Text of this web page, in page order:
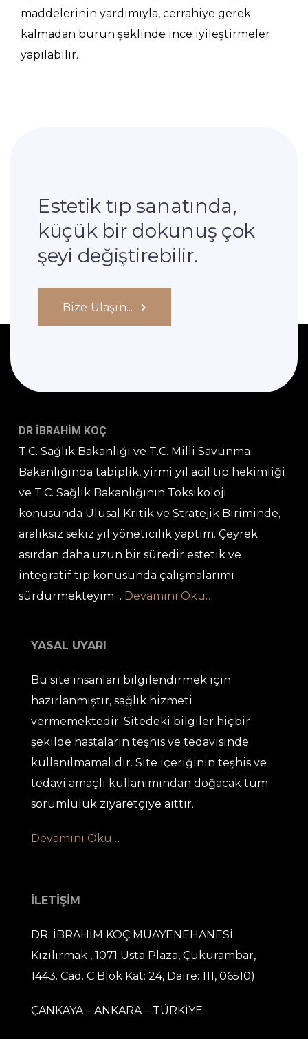
maddelerinin yardımıyla, cerrahiye gerek
kalmadan burun şeklinde ince iyileştirmeler
yapılabilir.
Estetik tıp sanatında,
küçük bir dokunuş çok
şeyi değiştirebilir.
Bize Ulaşın...
DR İBRAHİM KOÇ
T.C. Sağlık Bakanlığı ve T.C. Milli Savunma
Bakanlığında tabiplik, yirmi yıl acil tıp hekimliği
ve T.C. Sağlık Bakanlığının Toksikoloji
konusunda Ulusal Kritik ve Stratejik Biriminde,
aralıksız sekiz yıl yöneticilik yaptım. Çeyrek
asırdan daha uzun bir süredir estetik ve
integratif tıp konusunda çalışmalarımı
sürdürmekteyim… Devamını Oku…
YASAL UYARI
Bu site insanları bilgilendirmek için
hazırlanmıştır, sağlık hizmeti
vermemektedir. Sitedeki bilgiler hiçbir
şekilde hastaların teşhis ve tedavisinde
kullanılmamalıdır. Site içeriğinin teşhis ve
tedavi amaçlı kullanımından doğacak tüm
sorumluluk ziyaretçiye aittir.
Devamını Oku…
İLETİŞİM
DR. İBRAHİM KOÇ MUAYENEHANESİ
Kızılırmak , 1071 Usta Plaza, Çukurambar,
1443. Cad. C Blok Kat: 24, Daire: 111, 06510)
ÇANKAYA – ANKARA – TÜRKİYE